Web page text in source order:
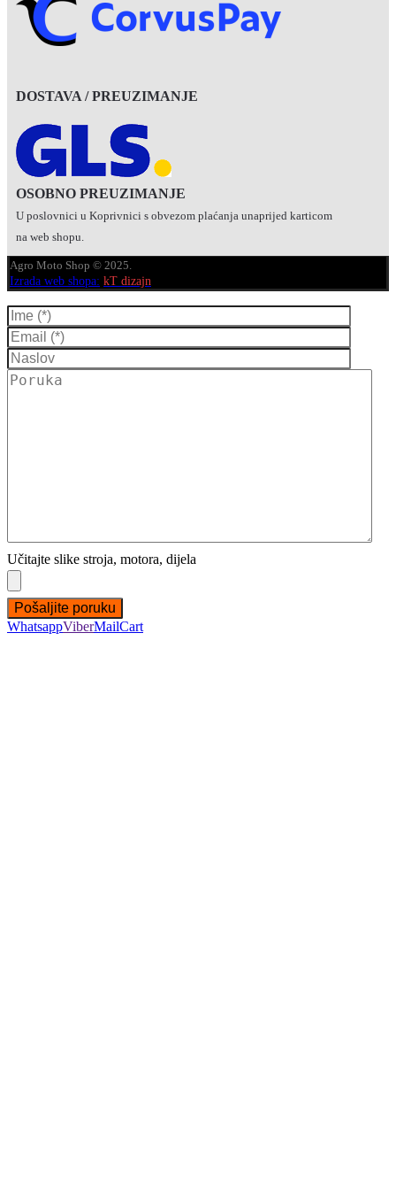
DOSTAVA / PREUZIMANJE
OSOBNO PREUZIMANJE
U poslovnici u Koprivnici s obvezom plaćanja unaprijed karticom
na web shopu.
Agro Moto Shop © 2025.
Izrada web shopa: kT dizajn
Učitajte slike stroja, motora, dijela
WhatsappViberMailCart